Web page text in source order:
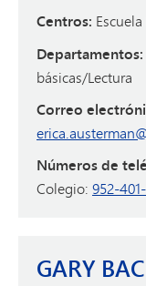
Centros:
Departamentos:
básicas/Lectura
Correo
Números de
Colegio: 952-
GARY